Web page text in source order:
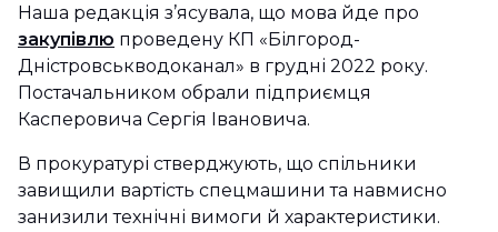
Наша редакція з’ясувала, що мова йде про
закупівлю проведену КП «Білгород-
Дністровськводоканал» в грудні 2022 року.
Постачальником обрали підприємця
Касперовича Сергія Івановича.
В прокуратурі стверджують, що спільники
завищили вартість спецмашини та навмисно
занизили технічні вимоги й характеристики.